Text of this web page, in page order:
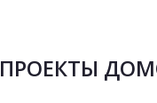
ПРОЕКТЫ